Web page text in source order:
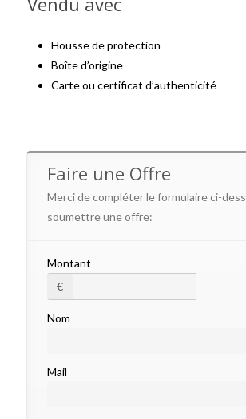
Housse de protection
Boîte d’origine
Carte ou certificat d’authenticité
Faire une Offre
Merci de compléter le formulaire ci-
soumettre une offre:
Montant
€
Nom
Mail